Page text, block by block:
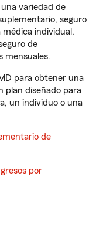
variedad de
seguro
individual.
de
mensuales.
para obtener una
plan diseñado para
un individuo o una
de
por